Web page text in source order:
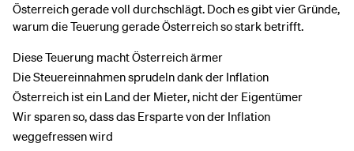
Österreich gerade voll durchschlägt. Doch es gibt vier Gründe,
warum die Teuerung gerade Österreich so stark betrifft.
Diese Teuerung macht Österreich ärmer
Die Steuereinnahmen sprudeln dank der Inflation
Österreich ist ein Land der Mieter, nicht der Eigentümer
Wir sparen so, dass das Ersparte von der Inflation
weggefressen wird